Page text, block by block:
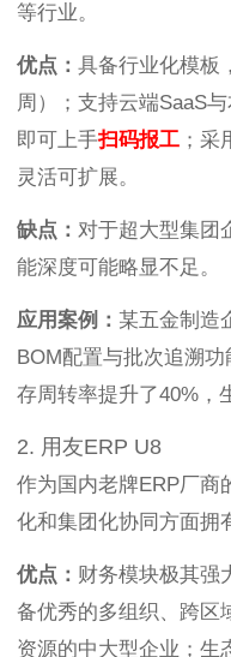
等行业。
优点： 具备行业化模板
周）；支持云端SaaS
即可上手扫码报工 ；
灵活可扩展。
缺点： 对于超大型集团
能深度可能略显不足。
应用案例： 某五金制造
BOM配置与批次追溯
存周转率提升了40%，
2. 用友ERP U8
作为国内老牌ERP厂商
化和集团化协同方面拥
优点： 财务模块极其强
备优秀的多组织、跨区
资源的中大型企业；生